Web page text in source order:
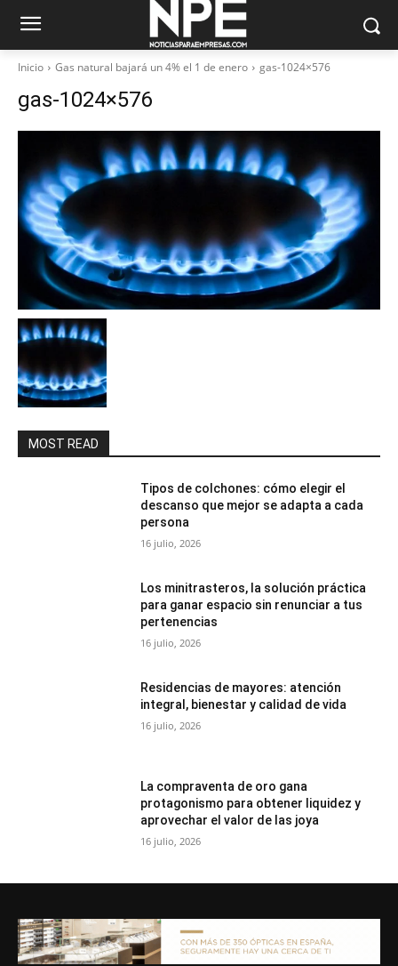
Inicio Gas natural bajará un 4% el 1 de enero gas-1024×576
gas-1024×576
MOST READ
Tipos de colchones: cómo elegir el
descanso que mejor se adapta a cada
persona
16 julio, 2026
Los minitrasteros, la solución práctica
para ganar espacio sin renunciar a tus
pertenencias
16 julio, 2026
Residencias de mayores: atención
integral, bienestar y calidad de vida
16 julio, 2026
La compraventa de oro gana
protagonismo para obtener liquidez y
aprovechar el valor de las joya
16 julio, 2026